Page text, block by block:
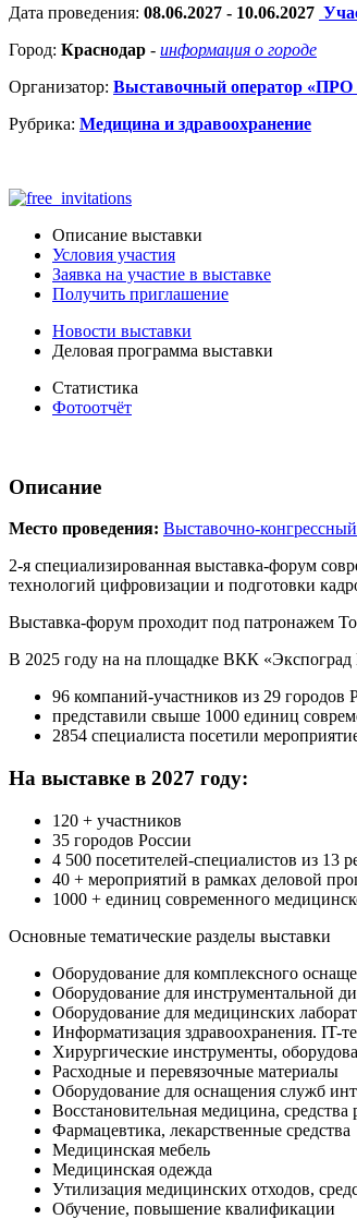
Дата проведения: 08.06.2027 - 10.06.2027
Город: Краснодар - информация о городе
Организатор: Выставочный оператор
Рубрика: Медицина и здравоохранение
Описание выставки
Условия участия
Заявка на участие в выставке
Получить приглашение
Новости выставки
Деловая программа выставки
Статистика
Фотоотчёт
Описание
Место проведения: Выставочно-
2-я специализированная выставка-форум
технологий цифровизации и подготовки
Выставка-форум проходит под патронажем
В 2025 году на на площадке ВКК
96 компаний-участников из 29 городов
представили свыше 1000 единиц
2854 специалиста посетили
На выставке в 2027 году:
120 + участников
35 городов России
4 500 посетителей-специалистов из 13
40 + мероприятий в рамках деловой
1000 + единиц современного
Основные тематические разделы выставки
Оборудование для комплексного
Оборудование для инструментальной
Оборудование для медицинских
Информатизация здравоохранения. IT-
Хирургические инструменты,
Расходные и перевязочные материалы
Оборудование для оснащения служб
Восстановительная медицина,
Фармацевтика, лекарственные средства
Медицинская мебель
Медицинская одежда
Утилизация медицинских отходов,
Обучение, повышение квалификации